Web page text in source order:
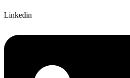
Linkedin